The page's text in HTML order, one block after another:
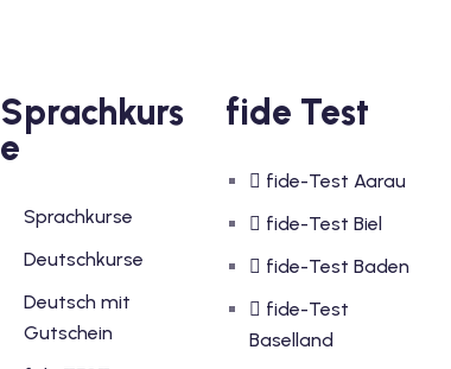
Sprachkurs
e
Sprachkurse
Deutschkurse
Deutsch mit
Gutschein
fide Test
fide-Test Aarau
fide-Test Biel
fide-Test Baden
fide-Test
Baselland